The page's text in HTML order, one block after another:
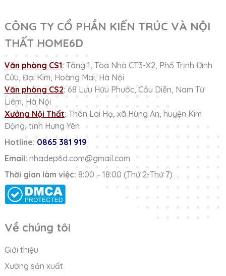
CÔNG TY CỔ PHẦN KIẾN TRÚC VÀ NỘI
THẤT HOME6D
Văn phòng CS1: Tầng 1, Tòa Nhà CT3-X2, Phố Trịnh Đình
Cửu, Đại Kim, Hoàng Mai, Hà Nội
Văn phòng CS2: 68 Lưu Hữu Phước, Cầu Diễn, Nam Từ
Liêm, Hà Nội
Xưởng Nội Thất: Thôn Lai Hạ, xã Hùng An, huyện Kim
Động, tỉnh Hưng Yên
Hotline: 0865 381 919
Email: nhadep6d.com@gmail.com
Thời gian làm việc: 8:00 – 18:00 (Thứ 2-Thứ 7)
Về chúng tôi
Giới thiệu
Xưởng sản xuất